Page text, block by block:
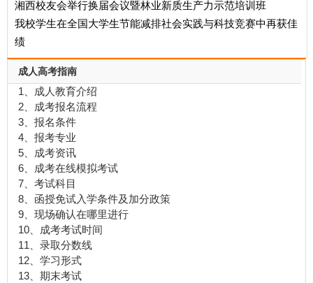
湘西校友会举行换届会议暨林业新质生产力示范培训班
我校学生在全国大学生节能减排社会实践与科技竞赛中再获佳
绩
成人高考指南
1、成人教育介绍
2、成考报名流程
3、报名条件
4、报考专业
5、成考资讯
6、成考在线模拟考试
7、考试科目
8、函授免试入学条件及加分政策
9、现场确认在哪里进行
10、成考考试时间
11、录取分数线
12、学习形式
13、期末考试